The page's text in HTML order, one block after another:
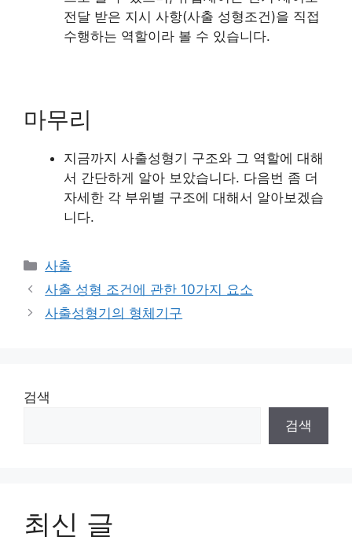
전달 받은 지시 사항(사출 성형조건)을 직접
수행하는 역할이라 볼 수 있습니다.
마무리
지금까지 사출성형기 구조와 그 역할에 대해
서 간단하게 알아 보았습니다. 다음번 좀 더
자세한 각 부위별 구조에 대해서 알아보겠습
니다.
Categories
사출
사출 성형 조건에 관한 10가지 요소
사출성형기의 형체기구
검색
검색
최신 글